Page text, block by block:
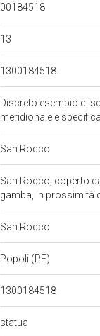
00184518
13
1300184518
Discreto esempio di
meridionale e
San Rocco
San Rocco, coperto
gamba, in prossimità
San Rocco
Popoli (PE)
1300184518
statua